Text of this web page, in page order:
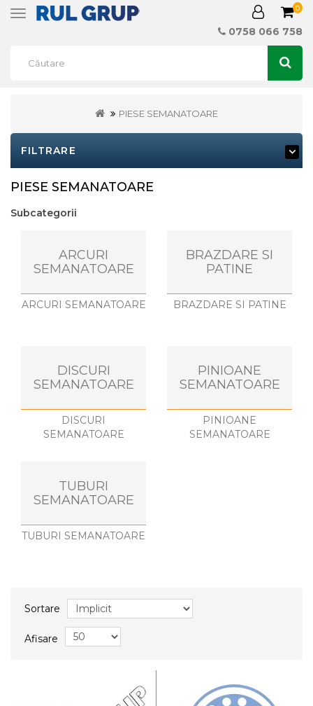
Toggle
0
0758 066 758
PIESE SEMANATOARE
FILTRARE
PIESE SEMANATOARE
Subcategorii
ARCURI
SEMANATOARE
ARCURI SEMANATOARE
BRAZDARE SI
PATINE
BRAZDARE SI PATINE
DISCURI
SEMANATOARE
DISCURI
SEMANATOARE
PINIOANE
SEMANATOARE
PINIOANE
SEMANATOARE
TUBURI
SEMANATOARE
TUBURI SEMANATOARE
Sortare
Afisare